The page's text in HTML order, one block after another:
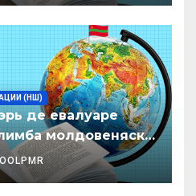
(НШ)
де евалуаре
молдовеняскэ
примаре але
ынвэцэмынт